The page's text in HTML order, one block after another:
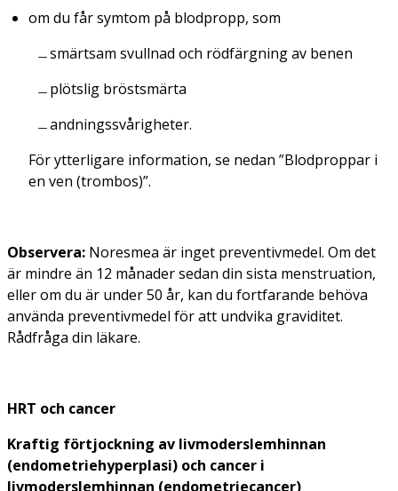
om du får symtom på blodpropp, som
smärtsam svullnad och rödfärgning av benen
plötslig bröstsmärta
andningssvårigheter.
För ytterligare information, se nedan ”Blodproppar i
en ven (trombos)”.
Observera: Noresmea är inget preventivmedel. Om det
är mindre än 12 månader sedan din sista menstruation,
eller om du är under 50 år, kan du fortfarande behöva
använda preventivmedel för att undvika graviditet.
Rådfråga din läkare.
HRT och cancer
Kraftig förtjockning av livmoderslemhinnan
(endometriehyperplasi) och cancer i
livmoderslemhinnan (endometriecancer)